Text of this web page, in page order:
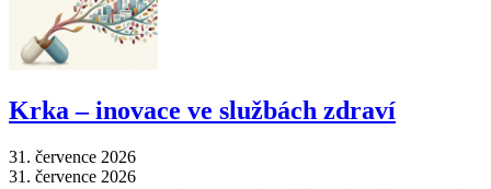
Krka –⁠ inovace ve službách zdraví
31. července 2026
31. července 2026